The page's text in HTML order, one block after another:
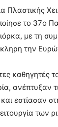
Πλαστικής
το 37o
με τη
την
καθηγητές
ανέπτυξαν
εστίασαν
των